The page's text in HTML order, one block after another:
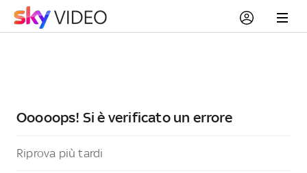
Ooooops! Si è verificato un errore
Riprova più tardi